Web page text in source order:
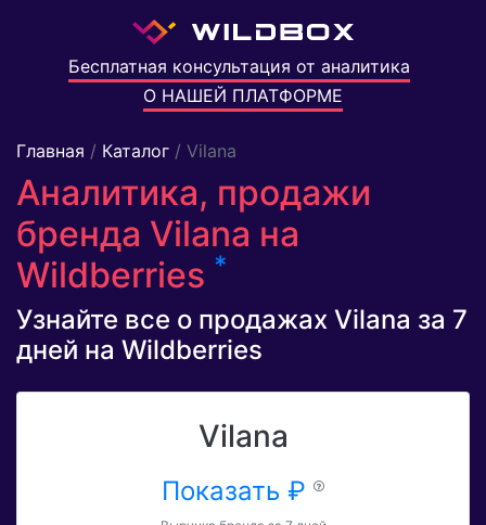
Бесплатная консультация от аналитика
О НАШЕЙ ПЛАТФОРМЕ
Главная / Каталог / Vilana
Аналитика, продажи
бренда Vilana на
Wildberries *
Узнайте все о продажах Vilana за 7
дней на Wildberries
Vilana
Показать ₽